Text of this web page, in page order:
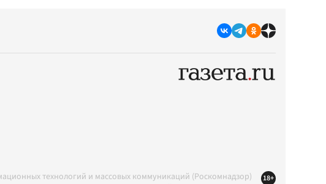
технологий и массовых коммуникаций (Роскомнадзор)
18+